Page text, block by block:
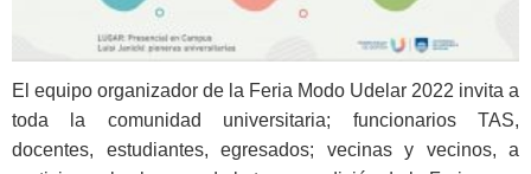
El equipo organizador de la Feria Modo Udelar 2022 invita a
toda la comunidad universitaria; funcionarios TAS,
docentes, estudiantes, egresados; vecinas y vecinos, a